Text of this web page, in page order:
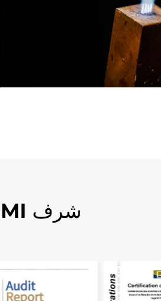
شرف LUMI